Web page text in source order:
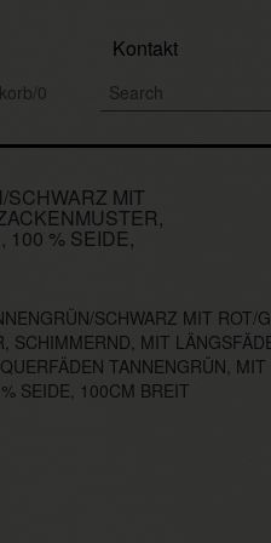
Kontakt
0
MIT
100 % SEIDE,
SCHWARZ MIT ROT/
SCHIMMERND, MIT
TANNENGRÜN, MIT
SEIDE, 100CM BREIT